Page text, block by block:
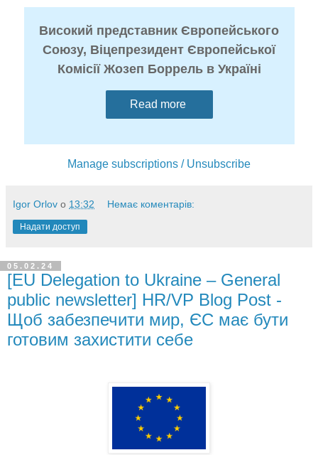
Високий представник Європейського
Союзу, Віцепрезидент Європейської
Комісії Жозеп Боррель в Україні
Read more
Manage subscriptions / Unsubscribe
Igor Orlov о 13:32 Немає коментарів:
Надати доступ
05.02.24
[EU Delegation to Ukraine – General
public newsletter] HR/VP Blog Post -
Щоб забезпечити мир, ЄС має бути
готовим захистити себе